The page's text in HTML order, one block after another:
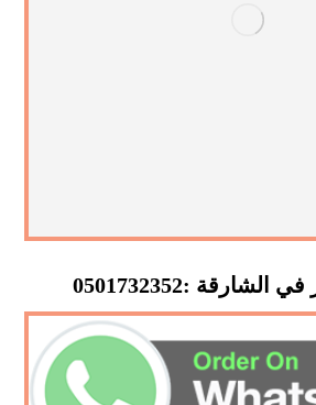
:0501732352